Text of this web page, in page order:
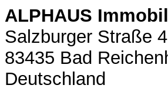
ALPHAUS
Salzburger Straße 4
83435 Bad
Deutschland